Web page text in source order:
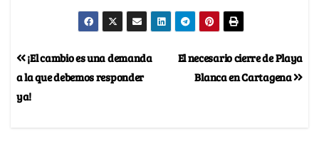
El necesario cierre de Playa
Blanca en Cartagena
¡El cambio es una demanda
a la que debemos responder
ya!